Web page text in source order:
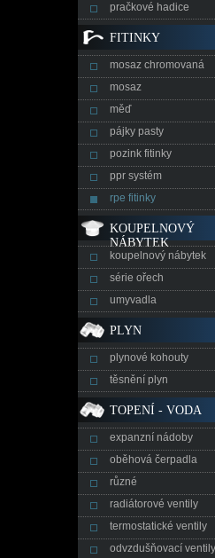
pračkové hadice
FITINKY
mosaz chromovaná
mosaz
měď
pájky pasty
pozink fitinky
ppr systém
rpe fitinky
KOUPELNOVÝ
NÁBYTEK
koupelnový nábytek
série ořech
umyvadla
PLYN
plynové kohouty
těsnění plyn
TOPENÍ - VODA
expanzní nádoby
oběhová čerpadla
různé
radiátorové ventily
termostatické ventily
odvzdušňovací ventily